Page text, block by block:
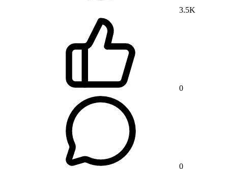
3.5K
0
0